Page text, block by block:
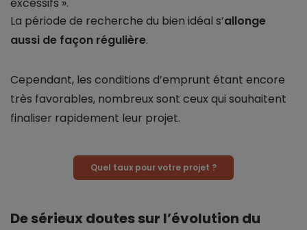
excessifs ».
La période de recherche du bien idéal s’allonge
aussi de façon régulière.
Cependant, les conditions d’emprunt étant encore
très favorables, nombreux sont ceux qui souhaitent
finaliser rapidement leur projet.
Quel taux pour votre projet ?
De sérieux doutes sur l’évolution du